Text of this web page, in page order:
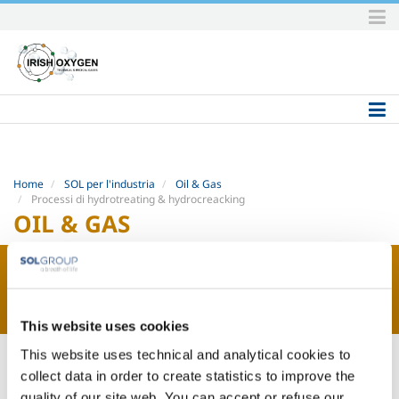
This website uses cookies
This website uses technical and analytical cookies to
collect data in order to create statistics to improve the
to
content.
|
to
Home SOL per l'industria
Oil & Gas
Processi di hydrotreating & hydrocreacking
OIL & GAS
Processi di hydrotreating &